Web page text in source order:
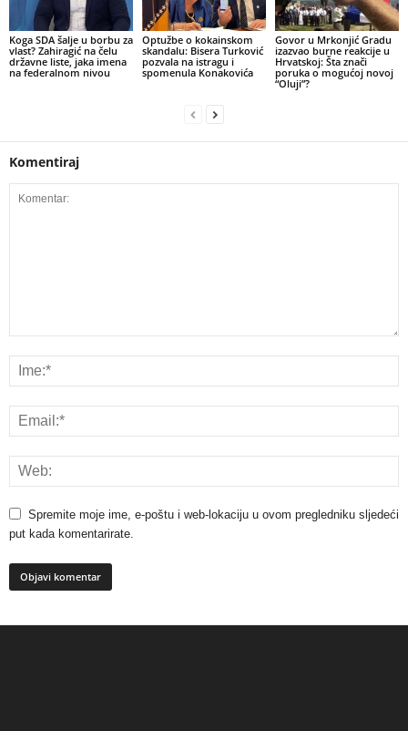
​Koga SDA šalje u borbu za
vlast? Zahiragić na čelu
državne liste, jaka imena
na federalnom nivou
​Optužbe o kokainskom
skandalu: Bisera Turković
pozvala na istragu i
spomenula Konakovića
​Govor u Mrkonjić Gradu
izazvao burne reakcije u
Hrvatskoj: Šta znači
poruka o mogućoj novoj
“Oluji”?
Komentiraj
Spremite moje ime, e-poštu i web-lokaciju u ovom pregledniku sljedeći
put kada komentarirate.